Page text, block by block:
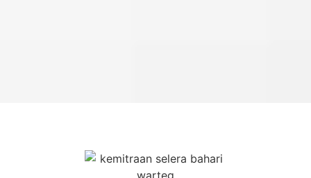
Kami menyajikan informasi komprehensif mengenai